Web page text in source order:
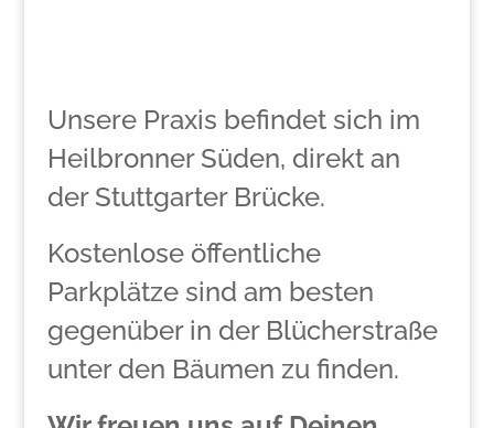
Unsere Praxis befindet sich im
Heilbronner Süden, direkt an
der Stuttgarter Brücke.
Kostenlose öffentliche
Parkplätze sind am besten
gegenüber in der Blücherstraße
unter den Bäumen zu finden.